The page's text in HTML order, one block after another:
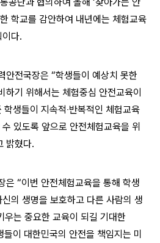
학교를 감안하여 내년에는 체험교육
다.
안전국장은 “학생들이 예상치 못한
하기 위해서는 체험중심 안전교육이
학생들이 지속적‧반복적인 체험교육
있도록 앞으로 안전체험교육을 위
밝혔다.
은 “이번 안전체험교육을 통해 학생
의 생명을 보호하고 다른 사람의 생
우는 중요한 교육이 되길 기대한
이 대한민국의 안전을 책임지는 미